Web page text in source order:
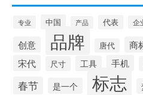
专业 中国 产品 代表 企
创意 品牌 唐代 商
宋代 尺寸 工具 手机
春节 是一个 标志